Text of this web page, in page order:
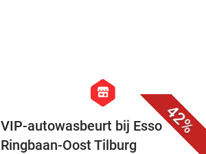
42%
hexagon
store
VIP-autowasbeurt bij Esso
Ringbaan-Oost Tilburg